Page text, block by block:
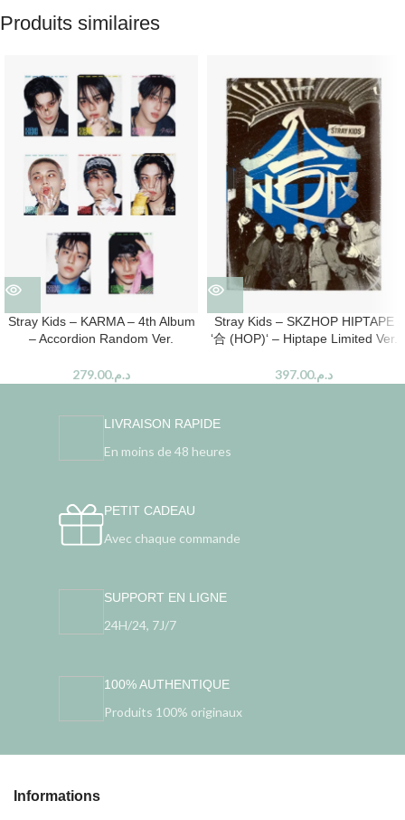
Produits similaires
Stray Kids – KARMA – 4th Album
– Accordion Random Ver.
د.م.279.00
Stray Kids – SKZHOP HIPTAPE
‘合 (HOP)‘ – Hiptape Limited Ver.
د.م.397.00
LIVRAISON RAPIDE
En moins de 48 heures
PETIT CADEAU
Avec chaque commande
SUPPORT EN LIGNE
24H/24, 7J/7
100% AUTHENTIQUE
Produits 100% originaux
Informations